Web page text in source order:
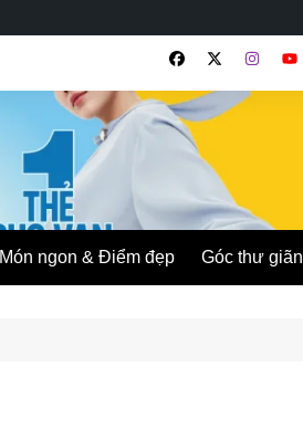
Món ngon & Điểm đẹp Góc thư giãn